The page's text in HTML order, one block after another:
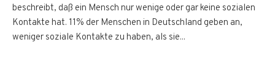
beschreibt, daß ein Mensch nur wenige oder gar keine sozialen
Kontakte hat. 11% der Menschen in Deutschland geben an,
weniger soziale Kontakte zu haben, als sie...